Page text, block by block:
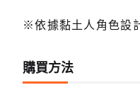
※依據黏土人角色設
購買方法